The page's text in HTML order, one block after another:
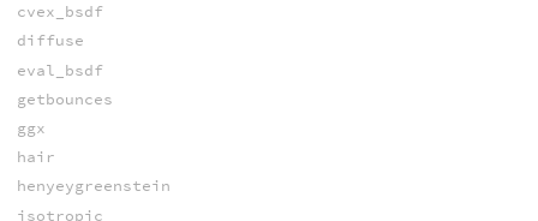
cvex_bsdf
diffuse
eval_bsdf
getbounces
ggx
hair
henyeygreenstein
isotropic